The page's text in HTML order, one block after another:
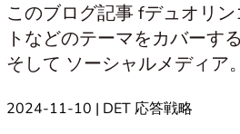
このブログ記事 fデュオリ
トなどのテーマをカバーす
そして ソーシャルメディア
ル テクノロジーとインターネット 個人の成長と発展 教育と学習 意見 と信念
2024-11-10 | DET 応答戦略